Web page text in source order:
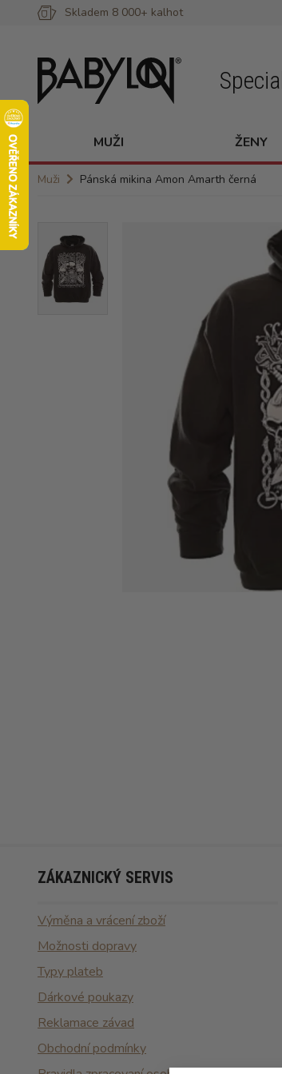
Skladem 8 000+ kalhot
MUŽI ŽENY
Muži Pánská mikina Amon Amarth černá
ZÁKAZNICKÝ SERVIS
Výměna a vrácení zboží
Možnosti dopravy
Typy plateb
Dárkové poukazy
Reklamace závad
Obchodní podmínky